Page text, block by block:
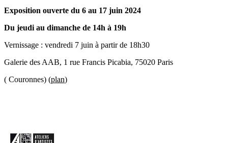
Exposition ouverte du 6 au 17 juin 2024
Du jeudi au dimanche de 14h à 19h
Vernissage : vendredi 7 juin à partir de 18h30
Galerie des AAB, 1 rue Francis Picabia, 75020 Paris
( Couronnes) (plan)